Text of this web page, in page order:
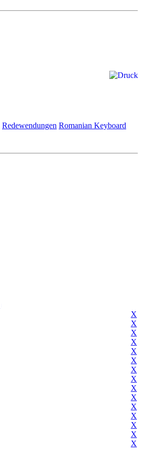
Redewendungen Romanian Keyboard
X
X
X
X
X
X
X
X
X
X
X
X
X
X
X